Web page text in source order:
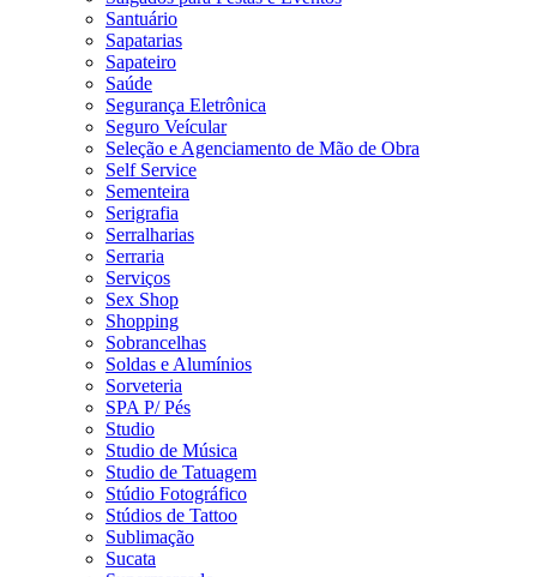
Santuário
Sapatarias
Sapateiro
Saúde
Segurança Eletrônica
Seguro Veícular
Seleção e Agenciamento de Mão de Obra
Self Service
Sementeira
Serigrafia
Serralharias
Serraria
Serviços
Sex Shop
Shopping
Sobrancelhas
Soldas e Alumínios
Sorveteria
SPA P/ Pés
Studio
Studio de Música
Studio de Tatuagem
Stúdio Fotográfico
Stúdios de Tattoo
Sublimação
Sucata